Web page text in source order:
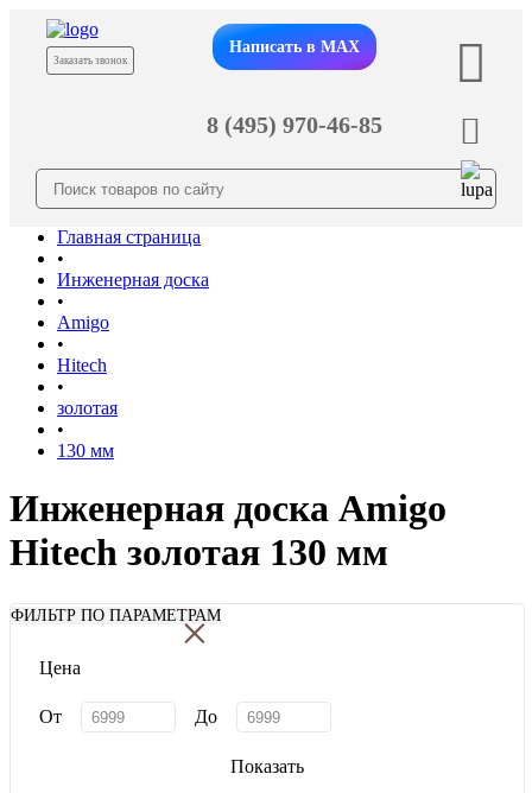
Заказать звонок
Написать в MAX
8 (495) 970-46-85
Главная страница
•
Инженерная доска
•
Amigo
•
Hitech
•
золотая
•
130 мм
Инженерная доска Amigo
Hitech золотая 130 мм
ФИЛЬТР ПО ПАРАМЕТРАМ
×
Цена
От До
Показать